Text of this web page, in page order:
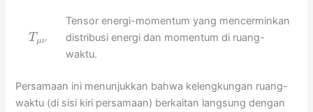
T μν
Tensor energi-momentum yang mencerminkan
distribusi energi dan momentum di ruang-
waktu.
Persamaan ini menunjukkan bahwa kelengkungan ruang-
waktu (di sisi kiri persamaan) berkaitan langsung dengan